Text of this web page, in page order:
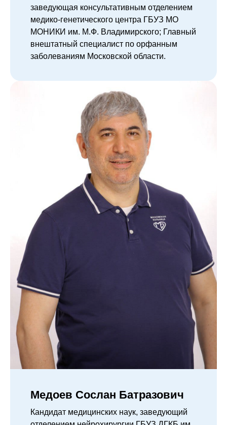
заведующая консультативным отделением
медико-генетического центра ГБУЗ МО
МОНИКИ им. М.Ф. Владимирского; Главный
внештатный специалист по орфанным
заболеваниям Московской области.
Медоев Сослан Батразович
Кандидат медицинских наук, заведующий